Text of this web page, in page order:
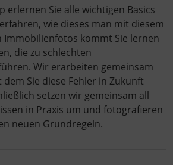
erlernen Sie alle wichtigen Basics
wie dieses man mit diesem
Immobilienfotos kommt Sie lernen
die zu schlechten
Wir erarbeiten gemeinsam
Sie diese Fehler in Zukunft
setzen wir gemeinsam all
in Praxis um und fotografieren
neuen Grundregeln.